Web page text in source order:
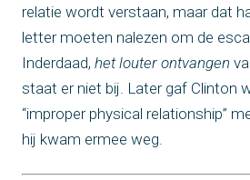
relatie wordt verstaan, maar dat
letter moeten nalezen om de
Inderdaad, het louter ontvangen
staat er niet bij. Later gaf Clinton
“improper physical relationship”
hij kwam ermee weg.